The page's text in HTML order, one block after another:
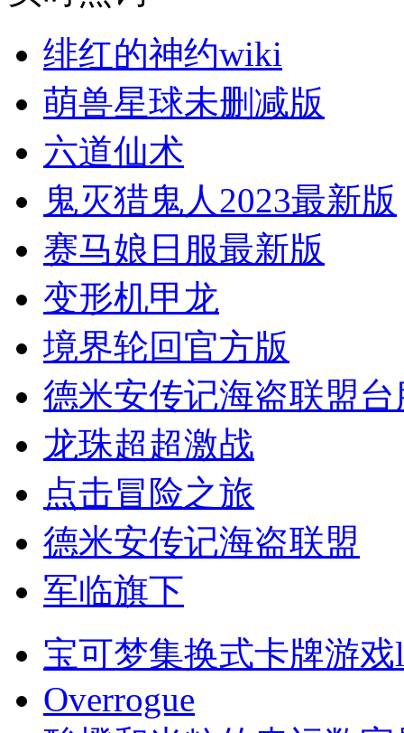
绯红的神约wiki
萌兽星球未删减版
六道仙术
鬼灭猎鬼人2023最新版
赛马娘日服最新版
变形机甲龙
境界轮回官方版
德米安传记海盗联盟台
龙珠超超激战
点击冒险之旅
德米安传记海盗联盟
军临旗下
宝可梦集换式卡牌游戏
Overrogue